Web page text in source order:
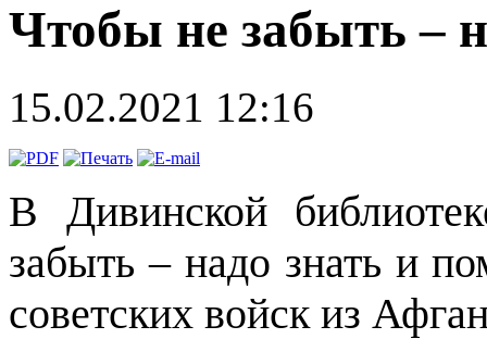
Чтобы не забыть –
15.02.2021 12:16
В Дивинской
забыть – надо знать и
советских войск из